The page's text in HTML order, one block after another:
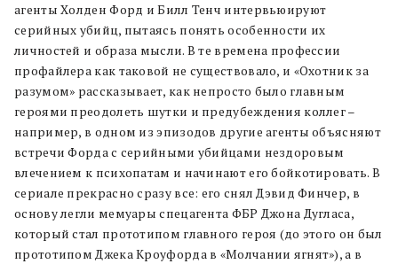
агенты Холден Форд и Билл Тенч интервьюируют
серийных убийц, пытаясь понять особенности их
личностей и образа мысли. В те времена профессии
профайлера как таковой не существовало, и «Охотник за
разумом» рассказывает, как непросто было главным
героями преодолеть шутки и предубеждения коллег –
например, в одном из эпизодов другие агенты объясняют
встречи Форда с серийными убийцами нездоровым
влечением к психопатам и начинают его бойкотировать. В
сериале прекрасно сразу все: его снял Дэвид Финчер, в
основу легли мемуары спецагента ФБР Джона Дугласа,
который стал прототипом главного героя (до этого он был
прототипом Джека Кроуфорда в «Молчании ягнят»), а в